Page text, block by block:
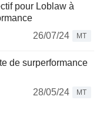
pour Loblaw à
26/07/24
MT
de surperformance
28/05/24
MT